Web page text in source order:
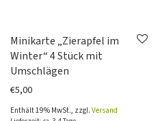
Minikarte „Zierapfel im
Winter“ 4 Stück mit
Umschlägen
€5,00
Enthält 19% MwSt., zzgl. Versand